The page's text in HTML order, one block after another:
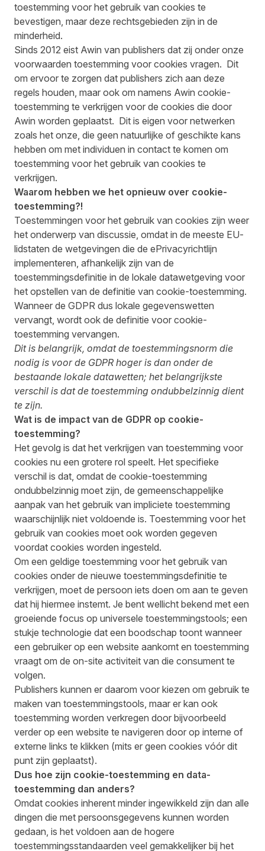
toestemming voor het gebruik van cookies te
bevestigen, maar deze rechtsgebieden zijn in de
minderheid.
Sinds 2012 eist Awin van publishers dat zij onder onze
voorwaarden toestemming voor cookies vragen. Dit
om ervoor te zorgen dat publishers zich aan deze
regels houden, maar ook om namens Awin cookie-
toestemming te verkrijgen voor de cookies die door
Awin worden geplaatst. Dit is eigen voor netwerken
zoals het onze, die geen natuurlijke of geschikte kans
hebben om met individuen in contact te komen om
toestemming voor het gebruik van cookies te
verkrijgen.
Waarom hebben we het opnieuw over cookie-
toestemming?!
Toestemmingen voor het gebruik van cookies zijn weer
het onderwerp van discussie, omdat in de meeste EU-
lidstaten de wetgevingen die de ePrivacyrichtlijn
implementeren, afhankelijk zijn van de
toestemmingsdefinitie in de lokale datawetgeving voor
het opstellen van de definitie van cookie-toestemming.
Wanneer de GDPR dus lokale gegevenswetten
vervangt, wordt ook de definitie voor cookie-
toestemming vervangen.
Dit is belangrijk, omdat de toestemmingsnorm die
nodig is voor de GDPR hoger is dan onder de
bestaande lokale datawetten; het belangrijkste
verschil is dat de toestemming ondubbelzinnig dient
te zijn.
Wat is de impact van de GDPR op cookie-
toestemming?
Het gevolg is dat het verkrijgen van toestemming voor
cookies nu een grotere rol speelt. Het specifieke
verschil is dat, omdat de cookie-toestemming
ondubbelzinnig moet zijn, de gemeenschappelijke
aanpak van het gebruik van impliciete toestemming
waarschijnlijk niet voldoende is. Toestemming voor het
gebruik van cookies moet ook worden gegeven
voordat cookies worden ingesteld.
Om een geldige toestemming voor het gebruik van
cookies onder de nieuwe toestemmingsdefinitie te
verkrijgen, moet de persoon iets doen om aan te geven
dat hij hiermee instemt. Je bent wellicht bekend met een
groeiende focus op universele toestemmingstools; een
stukje technologie dat een boodschap toont wanneer
een gebruiker op een website aankomt en toestemming
vraagt om de on-site activiteit van die consument te
volgen.
Publishers kunnen er daarom voor kiezen om gebruik te
maken van toestemmingstools, maar er kan ook
toestemming worden verkregen door bijvoorbeeld
verder op een website te navigeren door op interne of
externe links te klikken (mits er geen cookies vóór dit
punt zijn geplaatst).
Dus hoe zijn cookie-toestemming en data-
toestemming dan anders?
Omdat cookies inherent minder ingewikkeld zijn dan alle
dingen die met persoonsgegevens kunnen worden
gedaan, is het voldoen aan de hogere
toestemmingsstandaarden veel gemakkelijker bij het